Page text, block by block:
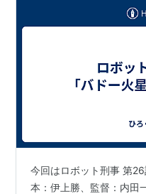
今回はロボット刑事 第
本：伊上勝、監督：内田